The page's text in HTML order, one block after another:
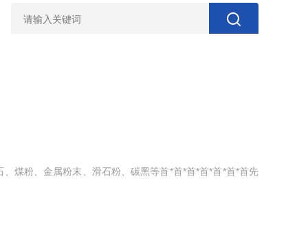
煤粉、金属粉末、滑石粉、碳黑等首*首*首*首*首*首*首先